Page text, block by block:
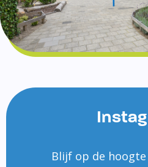
Blijf op de